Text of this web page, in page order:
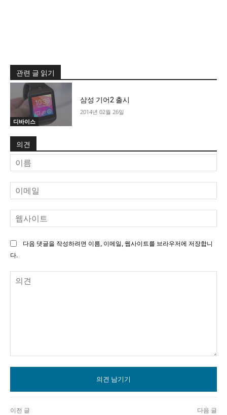
관련 글 읽기
디바이스
삼성 기어2 출시
2014년 02월 26일
의견
름
메
일
사
다음 댓글을 작성하려면 이름, 이메일, 웹사이트를 브라우저에 저장합니
다.
이전 글 다음 글